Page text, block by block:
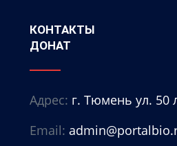
КОНТАКТЫ
ДОНАТ
Адрес: г. Тюмень ул. 50
Email: